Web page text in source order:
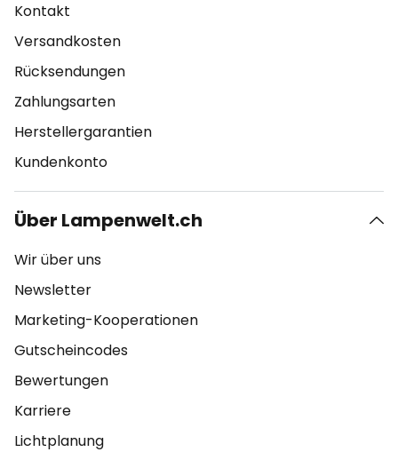
Kontakt
Versandkosten
Rücksendungen
Zahlungsarten
Herstellergarantien
Kundenkonto
Über Lampenwelt.ch
Wir über uns
Newsletter
Marketing-Kooperationen
Gutscheincodes
Bewertungen
Karriere
Lichtplanung